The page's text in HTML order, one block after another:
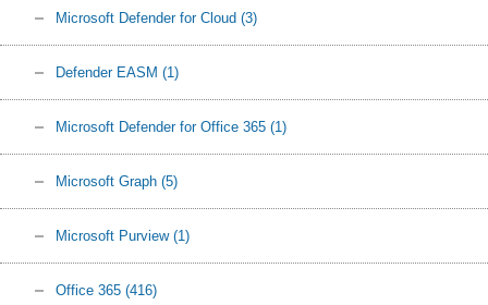
Microsoft Defender for Cloud (3)
Defender EASM (1)
Microsoft Defender for Office 365 (1)
Microsoft Graph (5)
Microsoft Purview (1)
Office 365 (416)